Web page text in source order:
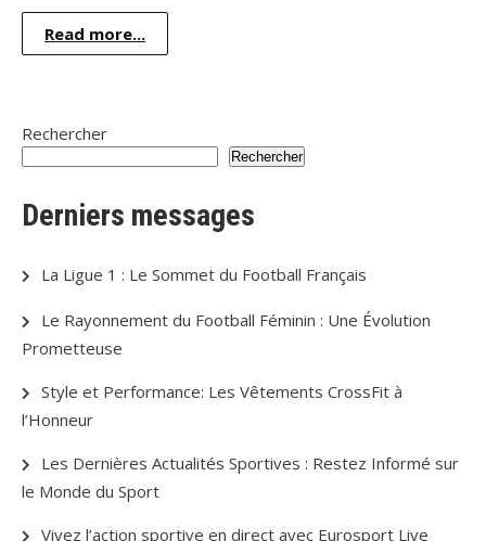
Read more...
Rechercher
Rechercher
Derniers messages
La Ligue 1 : Le Sommet du Football Français
Le Rayonnement du Football Féminin : Une Évolution
Prometteuse
Style et Performance: Les Vêtements CrossFit à
l’Honneur
Les Dernières Actualités Sportives : Restez Informé sur
le Monde du Sport
Vivez l’action sportive en direct avec Eurosport Live